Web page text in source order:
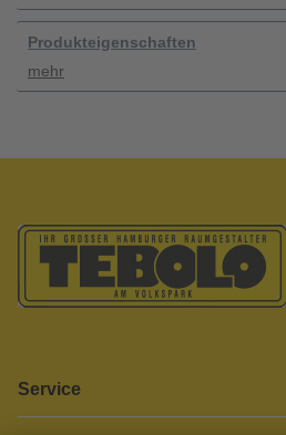
Produkteigenschaften
mehr
Service